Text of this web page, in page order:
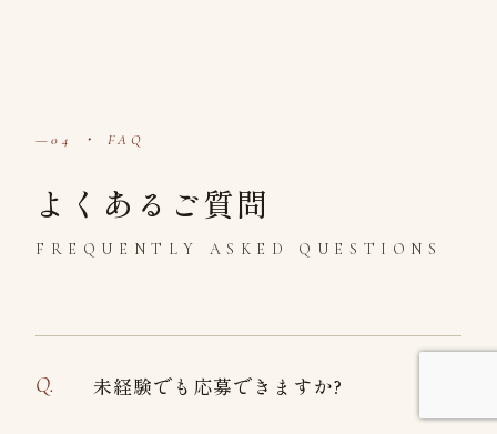
04 ・ FAQ
よくあるご質問
FREQUENTLY ASKED QUESTIONS
Q. 未経験でも応募できますか?